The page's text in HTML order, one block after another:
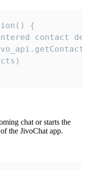
{
contact
chat or starts the
the JivoChat app.